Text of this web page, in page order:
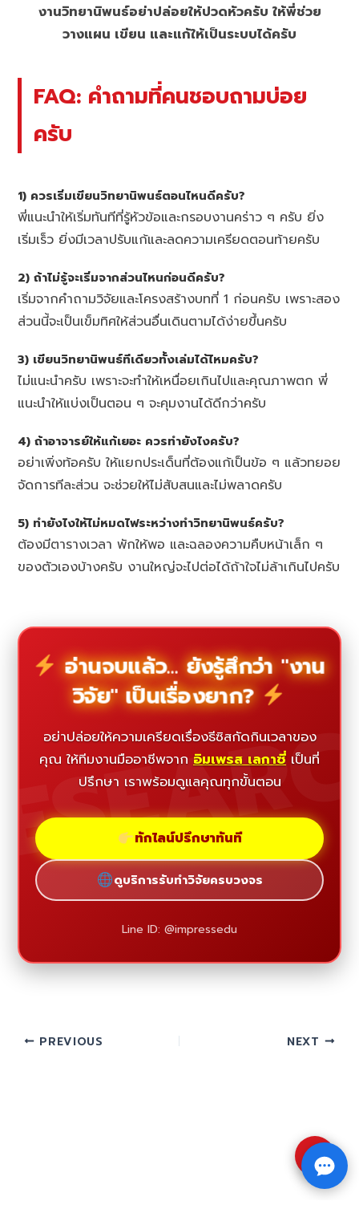
งานวิทยานิพนธ์อย่าปล่อยให้ปวดหัวครับ ให้พี่ช่วย
วางแผน เขียน และแก้ให้เป็นระบบได้ครับ
FAQ: คำถามที่คนชอบถามบ่อย
ครับ
1) ควรเริ่มเขียนวิทยานิพนธ์ตอนไหนดีครับ?
พี่แนะนำให้เริ่มทันทีที่รู้หัวข้อและกรอบงานคร่าว ๆ ครับ ยิ่ง
เริ่มเร็ว ยิ่งมีเวลาปรับแก้และลดความเครียดตอนท้ายครับ
2) ถ้าไม่รู้จะเริ่มจากส่วนไหนก่อนดีครับ?
เริ่มจากคำถามวิจัยและโครงสร้างบทที่ 1 ก่อนครับ เพราะสอง
ส่วนนี้จะเป็นเข็มทิศให้ส่วนอื่นเดินตามได้ง่ายขึ้นครับ
3) เขียนวิทยานิพนธ์ทีเดียวทั้งเล่มได้ไหมครับ?
ไม่แนะนำครับ เพราะจะทำให้เหนื่อยเกินไปและคุณภาพตก พี่
แนะนำให้แบ่งเป็นตอน ๆ จะคุมงานได้ดีกว่าครับ
4) ถ้าอาจารย์ให้แก้เยอะ ควรทำยังไงครับ?
อย่าเพิ่งท้อครับ ให้แยกประเด็นที่ต้องแก้เป็นข้อ ๆ แล้วทยอย
จัดการทีละส่วน จะช่วยให้ไม่สับสนและไม่พลาดครับ
5) ทำยังไงให้ไม่หมดไฟระหว่างทำวิทยานิพนธ์ครับ?
ต้องมีตารางเวลา พักให้พอ และฉลองความคืบหน้าเล็ก ๆ
ของตัวเองบ้างครับ งานใหญ่จะไปต่อได้ถ้าใจไม่ล้าเกินไปครับ
อ่านจบแล้ว... ยังรู้สึกว่า "งาน
วิจัย" เป็นเรื่องยาก?
อย่าปล่อยให้ความเครียดเรื่องธีซิสกัดกินเวลาของ
คุณ ให้ทีมงานมืออาชีพจาก อิมเพรส เลกาซี่ เป็นที่
ปรึกษา เราพร้อมดูแลคุณทุกขั้นตอน
ทักไลน์ปรึกษาทันที
ดูบริการรับทำวิจัยครบวงจร
Line ID: @impressedu
PREVIOUS NEXT
⇧